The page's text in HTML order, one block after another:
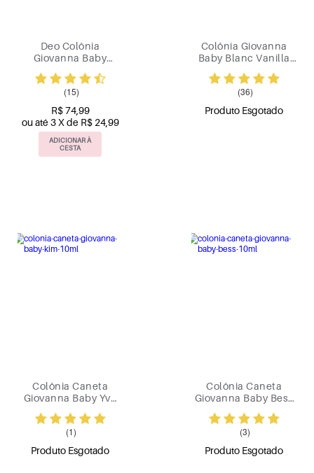
Deo Colônia
Giovanna Baby
(15)
R$ 74,99
ou até 3 X de R$ 24,99
ADICIONAR À
CESTA
Colônia Giovanna
Baby Blanc Vanilla
(36)
Produto Esgotado
Colônia Caneta
Giovanna Baby Yve
(1)
Produto Esgotado
Colônia Caneta
Giovanna Baby Bess
(3)
Produto Esgotado